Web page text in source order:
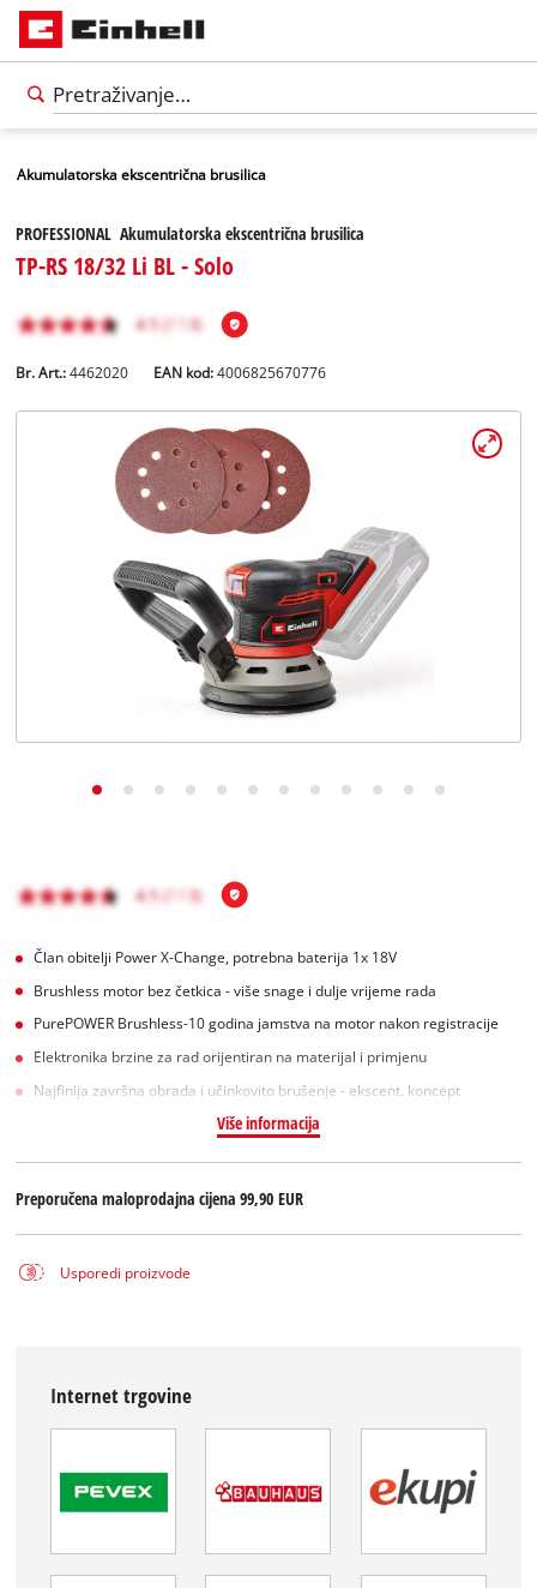
Akumulatorska ekscentrična brusilica
PROFESSIONAL Akumulatorska ekscentrična brusilica
TP-RS 18/32 Li BL - Solo
Br. Art.: 4462020 EAN kod:4006825670776
Član obitelji Power X-Change, potrebna baterija 1x 18V
Brushless motor bez četkica - više snage i dulje vrijeme rada
PurePOWER Brushless-10 godina jamstva na motor nakon registracije
Elektronika brzine za rad orijentiran na materijal i primjenu
Najfinija završna obrada i učinkovito brušenje - ekscent. koncept
Više informacija
Preporučena maloprodajna cijena99,90 EUR
Usporedi proizvode
Internet trgovine